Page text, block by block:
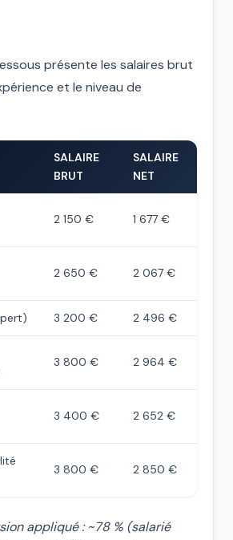
présente les salaires brut
et le niveau de
SALAIRE
BRUT
SALAIRE
NET
2 150 € 1 677 €
2 650 € 2 067 €
3 200 € 2 496 €
3 800 € 2 964 €
3 400 € 2 652 €
3 800 € 2 850 €
appliqué : ~78 % (salarié